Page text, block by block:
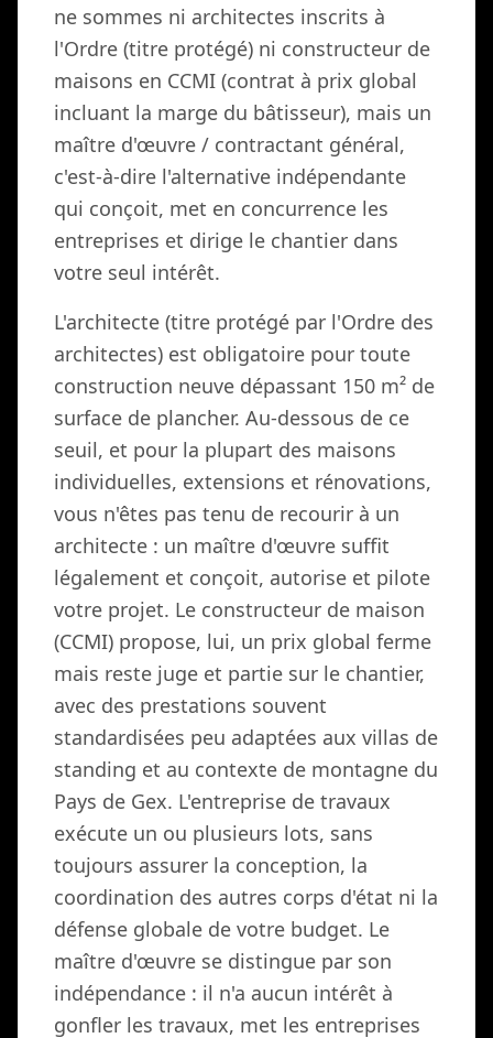
ne sommes ni architectes inscrits à
l'Ordre (titre protégé) ni constructeur de
maisons en CCMI (contrat à prix global
incluant la marge du bâtisseur), mais un
maître d'œuvre / contractant général,
c'est-à-dire l'alternative indépendante
qui conçoit, met en concurrence les
entreprises et dirige le chantier dans
votre seul intérêt.
L'architecte (titre protégé par l'Ordre des
architectes) est obligatoire pour toute
construction neuve dépassant 150 m² de
surface de plancher. Au-dessous de ce
seuil, et pour la plupart des maisons
individuelles, extensions et rénovations,
vous n'êtes pas tenu de recourir à un
architecte : un maître d'œuvre suffit
légalement et conçoit, autorise et pilote
votre projet. Le constructeur de maison
(CCMI) propose, lui, un prix global ferme
mais reste juge et partie sur le chantier,
avec des prestations souvent
standardisées peu adaptées aux villas de
standing et au contexte de montagne du
Pays de Gex. L'entreprise de travaux
exécute un ou plusieurs lots, sans
toujours assurer la conception, la
coordination des autres corps d'état ni la
défense globale de votre budget. Le
maître d'œuvre se distingue par son
indépendance : il n'a aucun intérêt à
gonfler les travaux, met les entreprises